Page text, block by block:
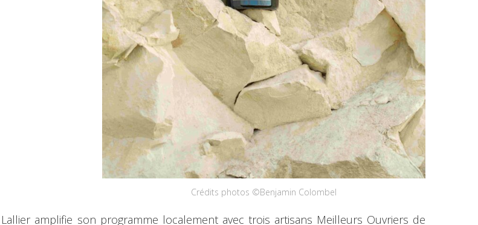
Crédits photos ©Benjamin Colombel
amplifie son programme localement avec trois artisans Meilleurs Ouvriers de